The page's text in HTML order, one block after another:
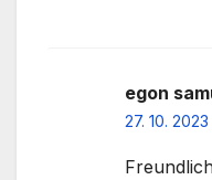
egon
27. 10. 2023